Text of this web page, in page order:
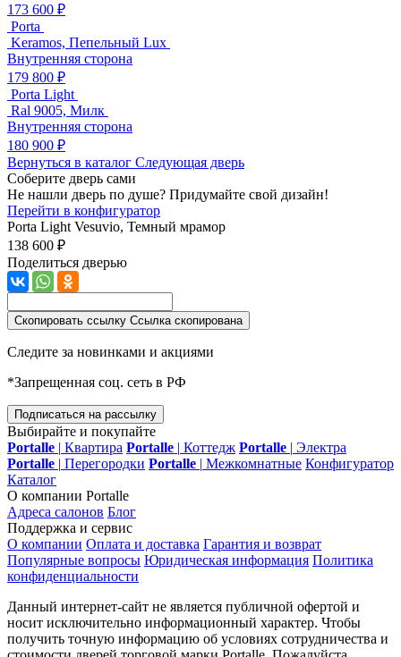
173 600 ₽
Porta
Keramos, Пепельный Lux
Внутренняя сторона
179 800 ₽
Porta Light
Ral 9005, Милк
Внутренняя сторона
180 900 ₽
Вернуться в каталог Следующая дверь
Соберите дверь сами
Не нашли дверь по душе? Придумайте свой дизайн!
Перейти в конфигуратор
Porta Light Vesuvio, Темный мрамор
138 600 ₽
Поделиться дверью
Скопировать ссылку Ссылка скопирована
Следите за новинками и акциями
*Запрещенная соц. сеть в РФ
Подписаться на рассылку
Выбирайте и покупайте
Portalle | Квартира Portalle | Коттедж Portalle | Электра
Portalle | Перегородки Portalle | Межкомнатные Конфигуратор
Каталог
О компании Portalle
Адреса салонов Блог
Поддержка и сервис
О компании Оплата и доставка Гарантия и возврат
Популярные вопросы Юридическая информация Политика
конфиденциальности
Данный интернет-сайт не является публичной офертой и
носит исключительно информационный характер. Чтобы
получить точную информацию об условиях сотрудничества и